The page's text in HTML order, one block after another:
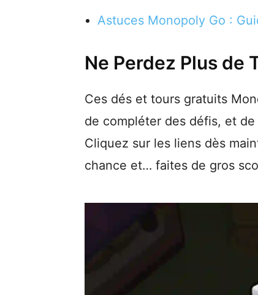
Astuces Monopoly Go :
Ne Perdez Plus de
Ces dés et tours gratuits
de compléter des défis, et
Cliquez sur les liens dès
chance et… faites de gros